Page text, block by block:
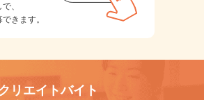
、
きます。
リエイトバイト